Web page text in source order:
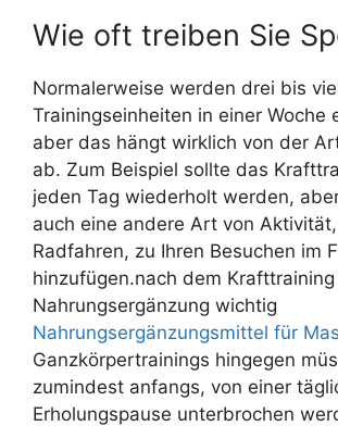
Wie oft treiben Sie
Normalerweise werden drei bis
Trainingseinheiten in einer Woche
aber das hängt wirklich von der
ab. Zum Beispiel sollte das
jeden Tag wiederholt werden,
auch eine andere Art von
Radfahren, zu Ihren Besuchen im
hinzufügen.nach dem
Nahrungsergänzung wichtig
Nahrungsergänzungsmittel für
Ganzkörpertrainings hingegen
zumindest anfangs, von einer
Erholungspause unterbrochen